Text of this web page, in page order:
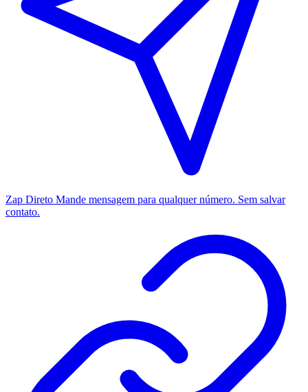
Zap Direto Mande mensagem para qualquer número. Sem salvar
contato.